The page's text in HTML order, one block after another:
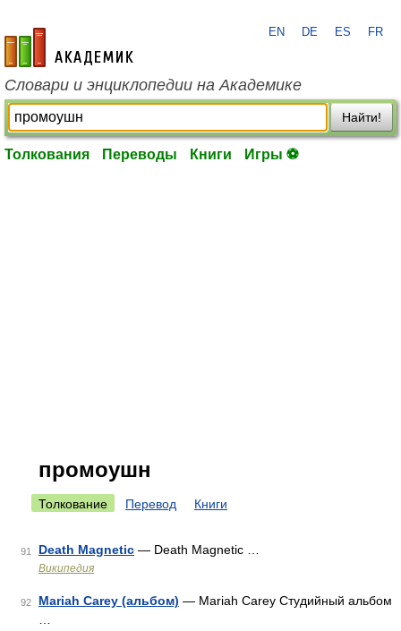
academic.ru
EN DE ES FR
Словари и энциклопедии на Академике
Найти!
Толкования Переводы Книги Игры ⚽
промоушн
Толкование Перевод Книги
91 Death Magnetic — Death Magnetic …
Википедия
92 Mariah Carey (альбом) — Mariah Carey Студийный альбом